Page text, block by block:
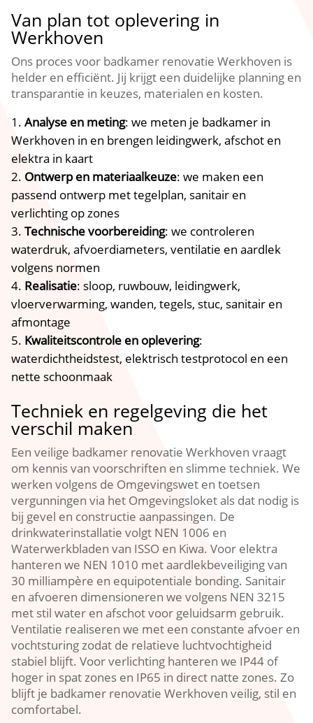
Van plan tot oplevering in
Werkhoven
Ons proces voor badkamer renovatie Werkhoven is
helder en efficiënt.​ Jij krijgt een duidelijke planning en
transparantie in keuzes, materialen en kosten.​
Analyse en meting: we meten je badkamer in
Werkhoven in en brengen leidingwerk, afschot en
elektra in kaart
Ontwerp en materiaalkeuze: we maken een
passend ontwerp met tegelplan, sanitair en
verlichting op zones
Technische voorbereiding: we controleren
waterdruk, afvoerdiameters, ventilatie en aardlek
volgens normen
Realisatie: sloop, ruwbouw, leidingwerk,
vloerverwarming, wanden, tegels, stuc, sanitair en
afmontage
Kwaliteitscontrole en oplevering:
waterdichtheidstest, elektrisch testprotocol en een
nette schoonmaak
Techniek en regelgeving die het
verschil maken
Een veilige badkamer renovatie Werkhoven vraagt
om kennis van voorschriften en slimme techniek.​ We
werken volgens de Omgevingswet en toetsen
vergunningen via het Omgevingsloket als dat nodig is
bij gevel en constructie aanpassingen.​ De
drinkwaterinstallatie volgt NEN 1006 en
Waterwerkbladen van ISSO en Kiwa.​ Voor elektra
hanteren we NEN 1010 met aardlekbeveiliging van
30 milliampère en equipotentiale bonding.​ Sanitair
en afvoeren dimensioneren we volgens NEN 3215
met stil water en afschot voor geluidsarm gebruik.​
Ventilatie realiseren we met een constante afvoer en
vochtsturing zodat de relatieve luchtvochtigheid
stabiel blijft.​ Voor verlichting hanteren we IP44 of
hoger in spat zones en IP65 in direct natte zones.​ Zo
blijft je badkamer renovatie Werkhoven veilig, stil en
comfortabel.​